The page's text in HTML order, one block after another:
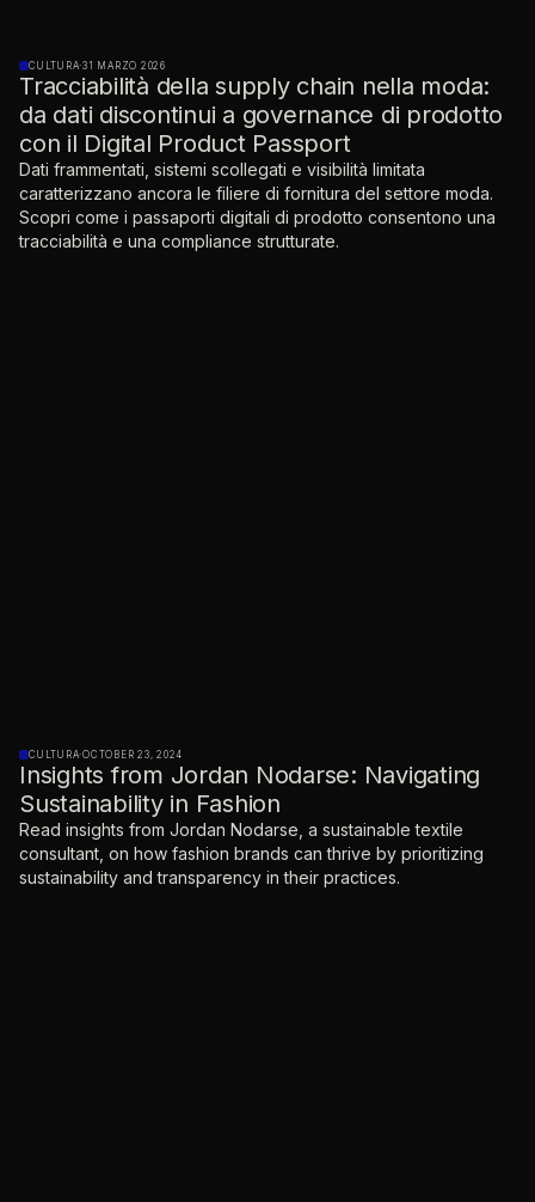
CULTURA·31 MARZO 2026
Tracciabilità della supply chain nella moda:
da dati discontinui a governance di prodotto
con il Digital Product Passport
Dati frammentati, sistemi scollegati e visibilità limitata
caratterizzano ancora le filiere di fornitura del settore moda.
Scopri come i passaporti digitali di prodotto consentono una
tracciabilità e una compliance strutturate.
CULTURA·OCTOBER 23, 2024
Insights from Jordan Nodarse: Navigating
Sustainability in Fashion
Read insights from Jordan Nodarse, a sustainable textile
consultant, on how fashion brands can thrive by prioritizing
sustainability and transparency in their practices.